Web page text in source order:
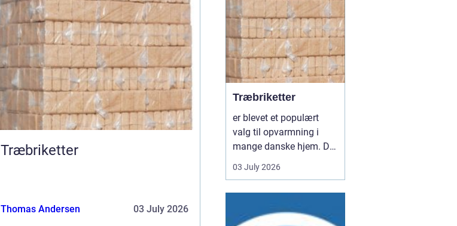
Træbriketter
Thomas Andersen 03 July 2026
July 2026
Træbriketter
er blevet et populært
valg til opvarmning i
mange danske hjem. De
er nemme at håndtere,
giver en høj varme og
almindeligt brænde.
03 July 2026